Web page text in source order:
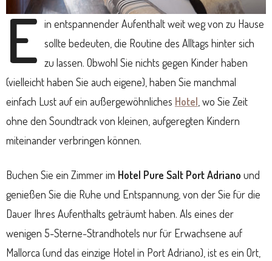
E in entspannender Aufenthalt weit weg von zu Hause
sollte bedeuten, die Routine des Alltags hinter sich
zu lassen. Obwohl Sie nichts gegen Kinder haben
(vielleicht haben Sie auch eigene), haben Sie manchmal
einfach Lust auf ein außergewöhnliches Hotel , wo Sie Zeit
ohne den Soundtrack von kleinen, aufgeregten Kindern
miteinander verbringen können.
Buchen Sie ein Zimmer im Hotel Pure Salt Port Adriano und
genießen Sie die Ruhe und Entspannung, von der Sie für die
Dauer Ihres Aufenthalts geträumt haben. Als eines der
wenigen 5-Sterne-Strandhotels nur für Erwachsene auf
Mallorca (und das einzige Hotel in Port Adriano), ist es ein Ort,